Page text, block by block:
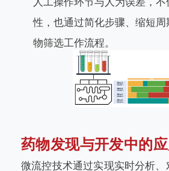
性，也通过简化步骤、缩短
物筛选工作流程。
药物发现与开发中的应
微流控技术通过实现实时分析